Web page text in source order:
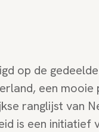
op de
een mooie
ranglijst van
is een initiatief